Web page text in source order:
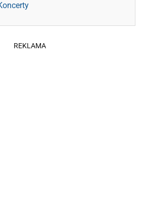
REKLAMA